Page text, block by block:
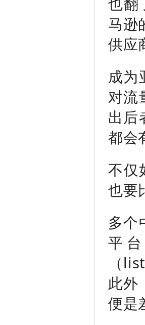
马逊
供应
成为
对流
出后
都会
不仅
也要
多个
平
（
此外
便是